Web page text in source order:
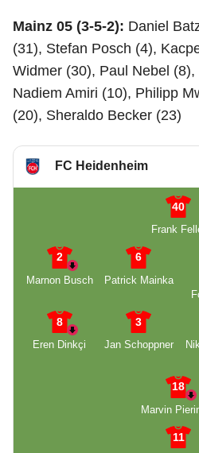
Mainz 05 (3-5-2): Daniel
(31), Stefan Posch (4),
Widmer (30), Paul Nebel
Nadiem Amiri (10), Philipp
(20), Sheraldo Becker (23)
FC Heidenheim
40
Frank
2
Marnon Busch
6
Patrick Mainka
8
Eren Dinkçi
3
Jan Schoppner
18
Marvin
11